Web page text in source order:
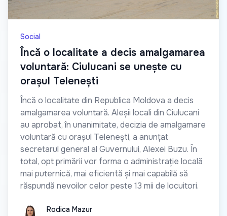
Social
Încă o localitate a decis amalgamarea
voluntară: Ciulucani se unește cu
orașul Telenești
Încă o localitate din Republica Moldova a decis
amalgamarea voluntară. Aleșii locali din Ciulucani
au aprobat, în unanimitate, decizia de amalgamare
voluntară cu orașul Telenești, a anunțat
secretarul general al Guvernului, Alexei Buzu. În
total, opt primării vor forma o administrație locală
mai puternică, mai eficientă și mai capabilă să
răspundă nevoilor celor peste 13 mii de locuitori.
Rodica MazurRodica Mazur